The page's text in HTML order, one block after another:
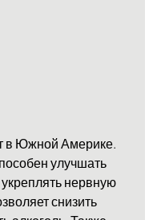
улучшать
укреплять нервную
снизить